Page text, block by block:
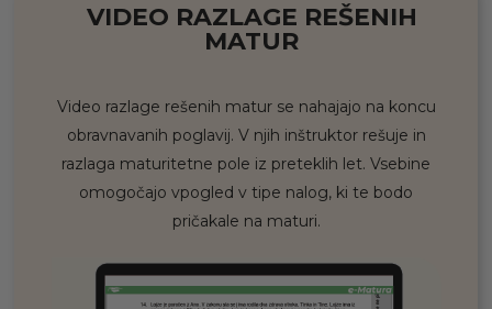
VIDEO RAZLAGE REŠENIH
MATUR
Video razlage rešenih matur se nahajajo na koncu
obravnavanih poglavij. V njih inštruktor rešuje in
razlaga maturitetne pole iz preteklih let. Vsebine
omogočajo vpogled v tipe nalog, ki te bodo
pričakale na maturi.